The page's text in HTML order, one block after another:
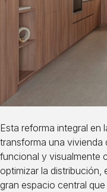
Esta reforma integral en
transforma una vivienda
funcional y visualmente
optimizar la distribución,
gran espacio central